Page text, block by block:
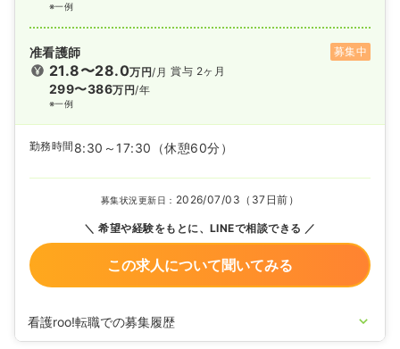
※一例
准看護師 募集中
21.8〜28.0万円/月
299〜386万円/年
※一例
賞与 2ヶ月
勤務時間 8:30～17:30 （休憩60分）
募集状況更新日： 2026/07/03（37日前）
希望や経験をもとに、LINEで相談できる
この求人について聞いてみる
看護roo!転職での募集履歴